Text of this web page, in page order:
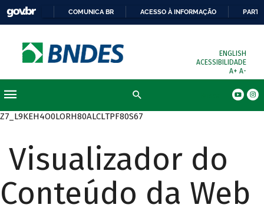
COMUNICA BR ACESSO À INFORMAÇÃO
ENGLISH
ACESSIBILIDADE
A+ A-
Z7_L9KEH4O0LORH80ALCLTPF80S67
Visualizador do
Conteúdo da Web